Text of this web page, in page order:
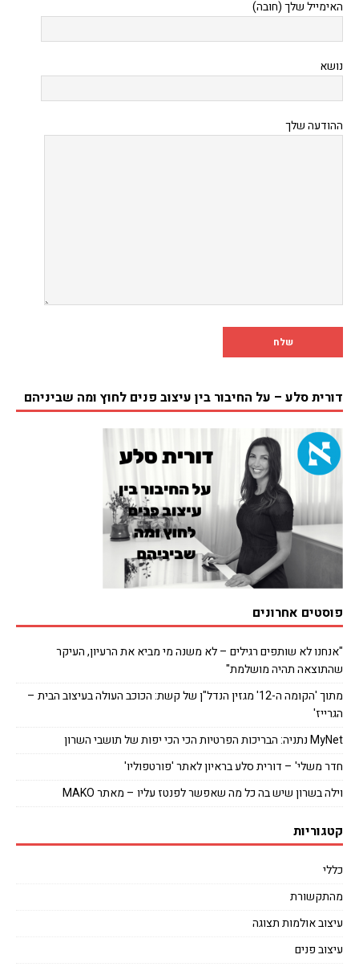
האימייל שלך (חובה)
נושא
ההודעה שלך
דורית סלע – על החיבור בין עיצוב פנים לחוץ ומה שביניהם
פוסטים אחרונים
"אנחנו לא שותפים רגילים – לא משנה מי מביא את הרעיון, העיקר
שהתוצאה תהיה מושלמת"
מתוך 'הקומה ה-12' מגזין הנדל"ן של קשת: הכוכב העולה בעיצוב הבית –
הגרייז'
MyNet נתניה: הבריכות הפרטיות הכי הכי יפות של תושבי השרון
חדר משלי' – דורית סלע בראיון לאתר 'פורטפוליו'
וילה בשרון שיש בה כל מה שאפשר לפנטז עליו – מאתר MAKO
קטגוריות
כללי
מהתקשורת
עיצוב אולמות תצוגה
עיצוב פנים